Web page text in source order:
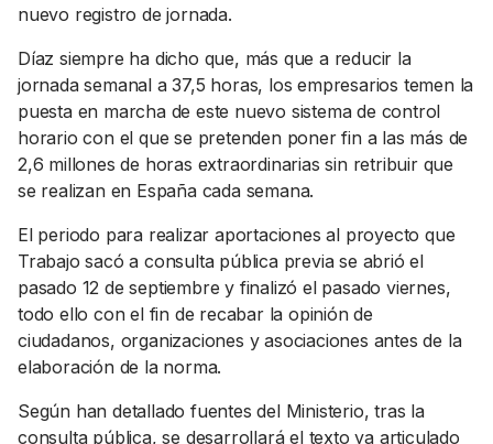
nuevo registro de jornada.
Díaz siempre ha dicho que, más que a reducir la
jornada semanal a 37,5 horas, los empresarios temen la
puesta en marcha de este nuevo sistema de control
horario con el que se pretenden poner fin a las más de
2,6 millones de horas extraordinarias sin retribuir que
se realizan en España cada semana.
El periodo para realizar aportaciones al proyecto que
Trabajo sacó a consulta pública previa se abrió el
pasado 12 de septiembre y finalizó el pasado viernes,
todo ello con el fin de recabar la opinión de
ciudadanos, organizaciones y asociaciones antes de la
elaboración de la norma.
Según han detallado fuentes del Ministerio, tras la
consulta pública, se desarrollará el texto ya articulado